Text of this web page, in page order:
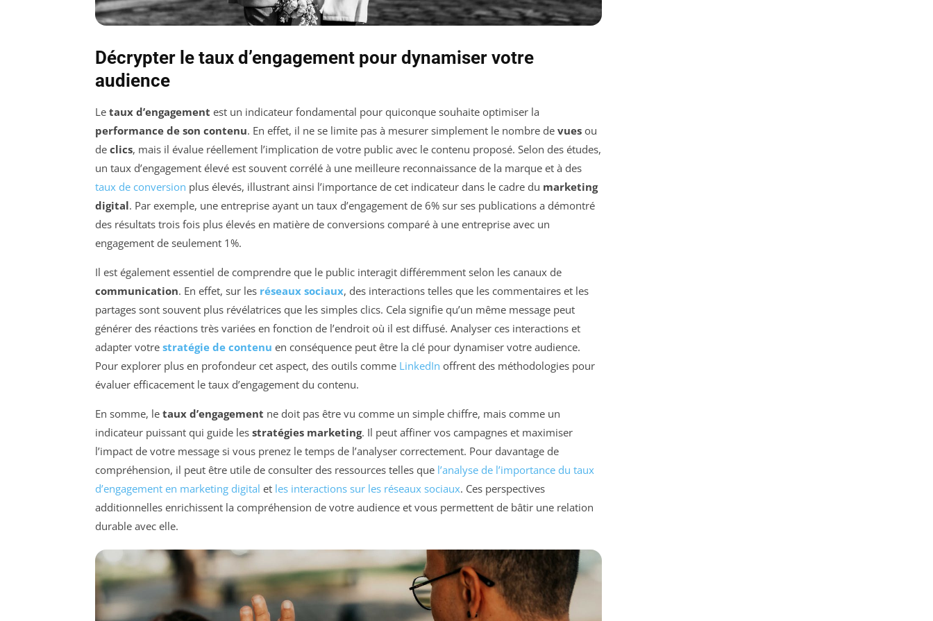
Décrypter le taux d’engagement pour dynamiser votre
audience
Le taux d’engagement est un indicateur fondamental pour quiconque souhaite optimiser la
performance de son contenu. En effet, il ne se limite pas à mesurer simplement le nombre de vues ou
de clics, mais il évalue réellement l’implication de votre public avec le contenu proposé. Selon des études,
un taux d’engagement élevé est souvent corrélé à une meilleure reconnaissance de la marque et à des
taux de conversion plus élevés, illustrant ainsi l’importance de cet indicateur dans le cadre du marketing
digital. Par exemple, une entreprise ayant un taux d’engagement de 6% sur ses publications a démontré
des résultats trois fois plus élevés en matière de conversions comparé à une entreprise avec un
engagement de seulement 1%.
Il est également essentiel de comprendre que le public interagit différemment selon les canaux de
communication. En effet, sur les réseaux sociaux, des interactions telles que les commentaires et les
partages sont souvent plus révélatrices que les simples clics. Cela signifie qu’un même message peut
générer des réactions très variées en fonction de l’endroit où il est diffusé. Analyser ces interactions et
adapter votre stratégie de contenu en conséquence peut être la clé pour dynamiser votre audience.
Pour explorer plus en profondeur cet aspect, des outils comme LinkedIn offrent des méthodologies pour
évaluer efficacement le taux d’engagement du contenu.
En somme, le taux d’engagement ne doit pas être vu comme un simple chiffre, mais comme un
indicateur puissant qui guide les stratégies marketing. Il peut affiner vos campagnes et maximiser
l’impact de votre message si vous prenez le temps de l’analyser correctement. Pour davantage de
compréhension, il peut être utile de consulter des ressources telles que l’analyse de l’importance du taux
d’engagement en marketing digital et les interactions sur les réseaux sociaux. Ces perspectives
additionnelles enrichissent la compréhension de votre audience et vous permettent de bâtir une relation
durable avec elle.